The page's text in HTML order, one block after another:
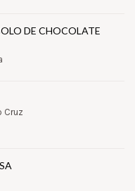
DE CHOCOLATE
Cruz